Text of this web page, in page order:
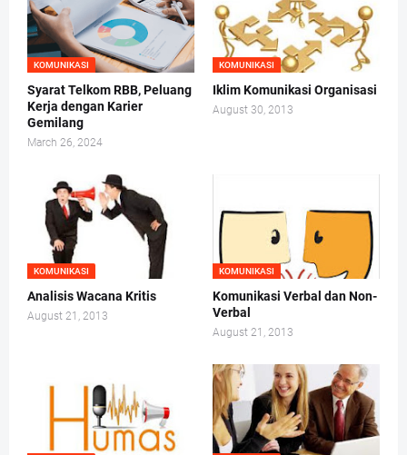
KOMUNIKASI
Syarat Telkom RBB, Peluang
Kerja dengan Karier
Gemilang
March 26, 2024
KOMUNIKASI
Iklim Komunikasi Organisasi
August 30, 2013
KOMUNIKASI
Analisis Wacana Kritis
August 21, 2013
KOMUNIKASI
Komunikasi Verbal dan Non-
Verbal
August 21, 2013